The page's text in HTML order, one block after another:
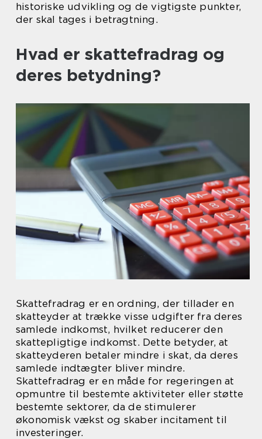
historiske udvikling og de vigtigste punkter,
der skal tages i betragtning.
Hvad er skattefradrag og
deres betydning?
Skattefradrag er en ordning, der tillader en
skatteyder at trække visse udgifter fra deres
samlede indkomst, hvilket reducerer den
skattepligtige indkomst. Dette betyder, at
skatteyderen betaler mindre i skat, da deres
samlede indtægter bliver mindre.
Skattefradrag er en måde for regeringen at
opmuntre til bestemte aktiviteter eller støtte
bestemte sektorer, da de stimulerer
økonomisk vækst og skaber incitament til
investeringer.